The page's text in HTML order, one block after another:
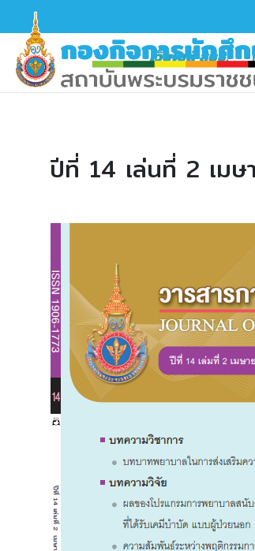
เว็บไซต์ สบช.
ปีที่ 14 เล่นที่ 2 เม